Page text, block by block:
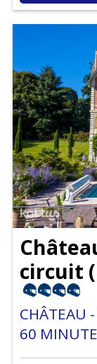
circuit (
CHÂTEAU
60